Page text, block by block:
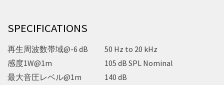
SPECIFICATIONS
再生周波数帯域@-6 dB
50 Hz to 20 kHz
感度1W@1m
105 dB SPL Nominal
最大音圧レベル@1m
140 dB